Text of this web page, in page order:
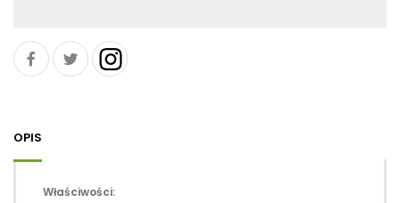
OPIS
Właściwości: